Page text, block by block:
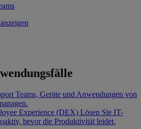
Teams, Geräte und Anwendungen von
Experience (DEX) Lösen Sie IT-
bevor die Produktivität leidet.